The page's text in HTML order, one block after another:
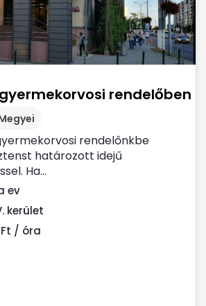
rendelőben
rendelőnkbe
határozott idejű
Ha...
ev
kerület
/ óra